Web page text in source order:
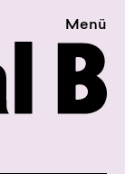
Menü